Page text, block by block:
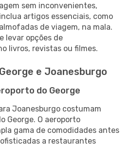
sem inconvenientes,
artigos essenciais, como
de viagem, na mala.
levar opções de
livros, revistas ou filmes.
e Joanesburgo
do George
Joanesburgo costumam
George. O aeroporto
gama de comodidades antes
a restaurantes